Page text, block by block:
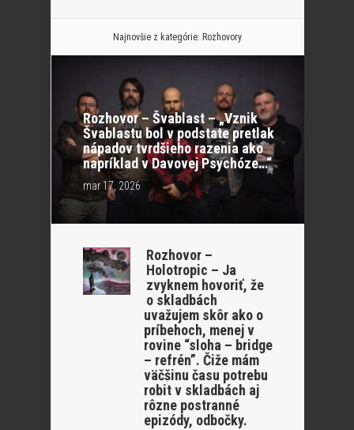
Najnovšie z kategórie: Rozhovory
Rozhovor – Švablast – „Vznik
Švablastu bol v podstate pretlak
nápadov tvrdšieho razenia ako
napríklad v Davovej Psychóze…“
mar 17, 2026
Rozhovor –
Holotropic – Ja
zvyknem hovoriť, že
o skladbách
uvažujem skôr ako o
príbehoch, menej v
rovine “sloha – bridge
– refrén”. Čiže mám
väčšinu času potrebu
robit v skladbách aj
rôzne postranné
epizódy, odbočky.